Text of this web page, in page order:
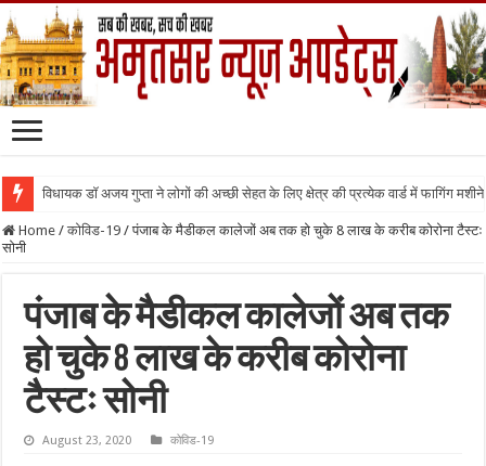
विधायक डॉ अजय गुप्ता ने लोगों की अच्छी सेहत के लिए क्षेत्र की प्रत्येक वार्ड में फागिंग मशीने
Home / कोविड-19 / पंजाब के मैडीकल कालेजों अब तक हो चुके 8 लाख के करीब कोरोना टैस्टः
सोनी
पंजाब के मैडीकल कालेजों अब तक
हो चुके 8 लाख के करीब कोरोना
टैस्टः सोनी
August 23, 2020 कोविड-19